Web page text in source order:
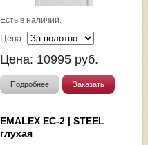
Есть в наличии.
Цена:
Цена: 10995 руб.
Подробнее Заказать
EMALEX EC-2 | STEEL
глухая